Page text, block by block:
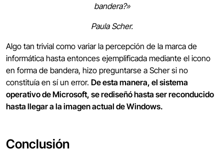
bandera?»
Paula Scher.
Algo tan trivial como variar la percepción de la marca de
informática hasta entonces ejemplificada mediante el icono
en forma de bandera, hizo preguntarse a Scher si no
constituía en sí un error. De esta manera, el sistema
operativo de Microsoft, se rediseñó hasta ser reconducido
hasta llegar a la imagen actual de Windows.
Conclusión